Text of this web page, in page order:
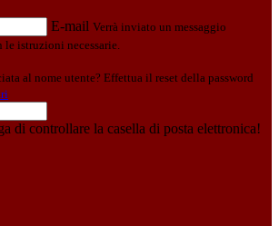
E-mail Verrà inviato un messaggio
istruzioni necessarie.
al nome utente? Effettua il reset della password
di controllare la casella di posta elettronica!